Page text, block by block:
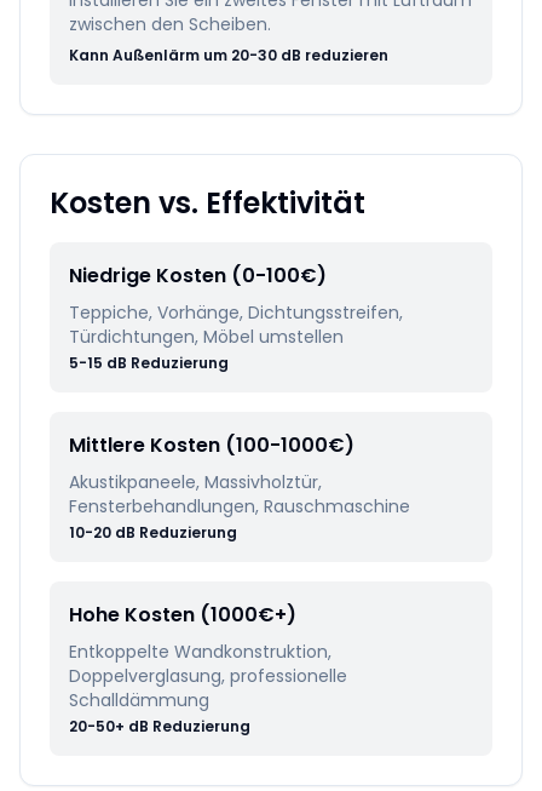
zwischen den Scheiben.
Kann Außenlärm um 20-30 dB reduzieren
Kosten vs. Effektivität
Niedrige Kosten (0-100€)
Teppiche, Vorhänge, Dichtungsstreifen,
Türdichtungen, Möbel umstellen
5-15 dB Reduzierung
Mittlere Kosten (100-1000€)
Akustikpaneele, Massivholztür,
Fensterbehandlungen, Rauschmaschine
10-20 dB Reduzierung
Hohe Kosten (1000€+)
Entkoppelte Wandkonstruktion,
Doppelverglasung, professionelle
Schalldämmung
20-50+ dB Reduzierung